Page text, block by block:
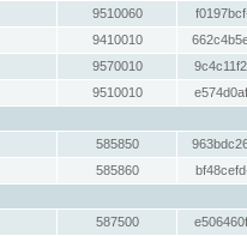
9510060
9410010
9570010
9510010
585850
585860
587500